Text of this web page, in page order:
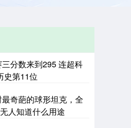
分数来到295 连超科
史第11位
奇葩的球形坦克，全
人知道什么用途